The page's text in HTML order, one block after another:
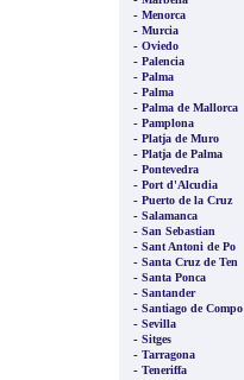
- Menorca
- Murcia
- Oviedo
- Palencia
- Palma
- Palma
- Palma de Mallorca
- Pamplona
- Platja de Muro
- Platja de Palma
- Pontevedra
- Port d'Alcudia
- Puerto de la Cruz
- Salamanca
- San Sebastian
- Sant Antoni de Po
- Santa Cruz de Ten
- Santa Ponca
- Santander
- Santiago de Compo
- Sevilla
- Sitges
- Tarragona
- Teneriffa